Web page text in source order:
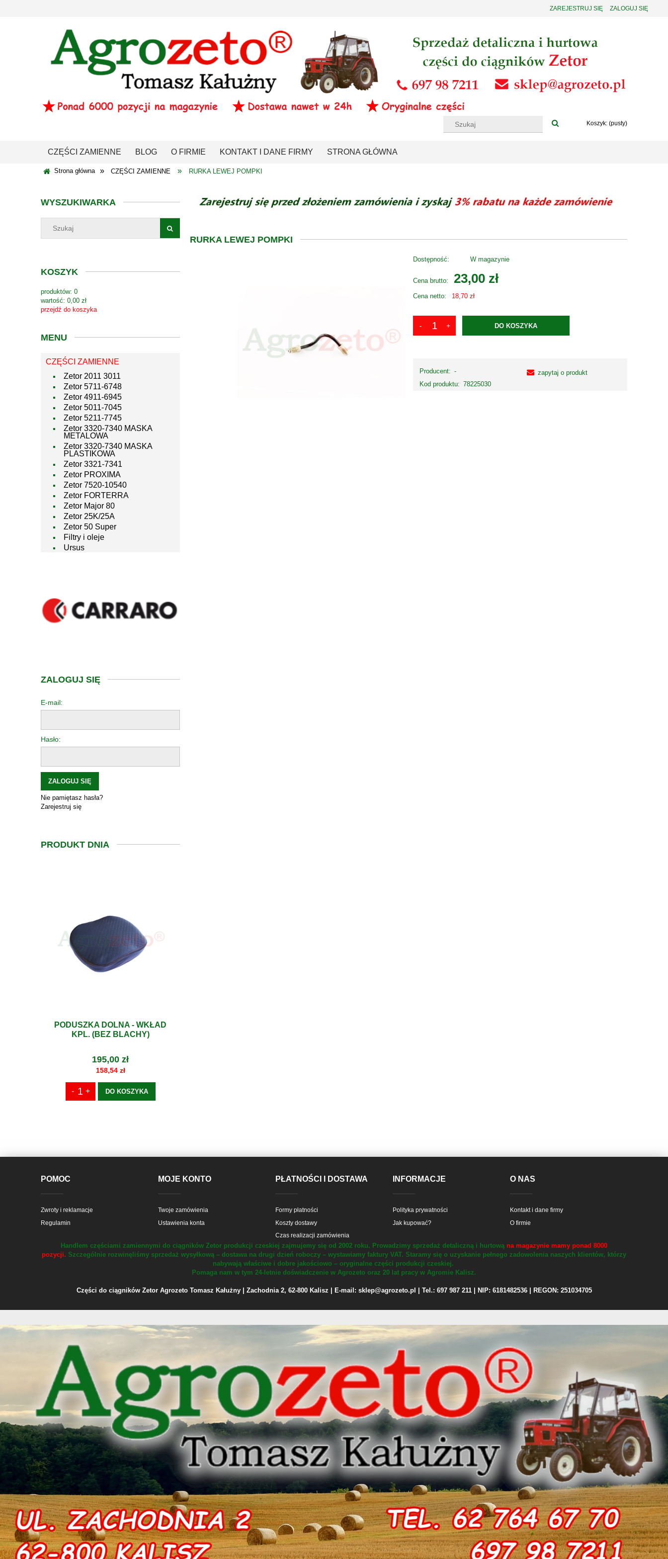
ZAREJESTRUJ SIĘ ZALOGUJ SIĘ
Koszyk: (pusty)
CZĘŚCI ZAMIENNE BLOG O FIRMIE KONTAKT I DANE FIRMY STRONA GŁÓWNA
Strona główna » CZĘŚCI ZAMIENNE » RURKA LEWEJ POMPKI
WYSZUKIWARKA
KOSZYK
produktów: 0
wartość: 0,00 zł
przejdź do koszyka
MENU
CZĘŚCI ZAMIENNE
Zetor 2011 3011
Zetor 5711-6748
Zetor 4911-6945
Zetor 5011-7045
Zetor 5211-7745
Zetor 3320-7340 MASKA
METALOWA
Zetor 3320-7340 MASKA
PLASTIKOWA
Zetor 3321-7341
Zetor PROXIMA
Zetor 7520-10540
Zetor FORTERRA
Zetor Major 80
Zetor 25K/25A
Zetor 50 Super
Filtry i oleje
Ursus
ZALOGUJ SIĘ
E-mail:
Hasło:
ZALOGUJ SIĘ
Nie pamiętasz hasła?
Zarejestruj się
PRODUKT DNIA
PODUSZKA DOLNA - WKŁAD
KPL. (BEZ BLACHY)
195,00 zł
158,54 zł
DO KOSZYKA
RURKA LEWEJ POMPKI
Dostępność: W magazynie
Cena brutto: 23,00 zł
Cena netto: 18,70 zł
DO KOSZYKA
Producent: -
Kod produktu: 78225030
zapytaj o produkt
POMOC
Zwroty i reklamacje
Regulamin
MOJE KONTO
Twoje zamówienia
Ustawienia konta
PŁATNOŚCI I DOSTAWA
Formy płatności
Koszty dostawy
Czas realizacji zamówienia
INFORMACJE
Polityka prywatności
Jak kupować?
O NAS
Kontakt i dane firmy
O firmie
Handlem częściami zamiennymi do ciągników Zetor produkcji czeskiej zajmujemy się od 2002 roku. Prowadzimy sprzedaż detaliczną i hurtową na magazynie mamy ponad 8000
pozycji. Szczególnie rozwinęliśmy sprzedaż wysyłkową – dostawa na drugi dzień roboczy – wystawiamy faktury VAT. Staramy się o uzyskanie pełnego zadowolenia naszych klientów, którzy
nabywają właściwe i dobre jakościowo – oryginalne części produkcji czeskiej.
Pomaga nam w tym 24-letnie doświadczenie w Agrozeto oraz 20 lat pracy w Agromie Kalisz.
Części do ciągników Zetor Agrozeto Tomasz Kałużny | Zachodnia 2, 62-800 Kalisz | E-mail: sklep@agrozeto.pl | Tel.: 697 987 211 | NIP: 6181482536 | REGON: 251034705